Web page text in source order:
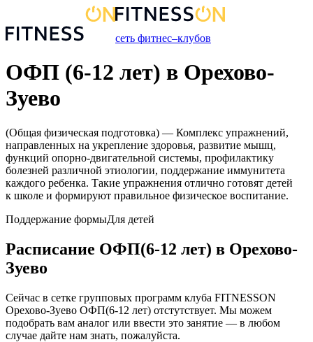
сеть фитнес–клубов
ОФП (6-12 лет) в Орехово-
Зуево
(Общая физическая подготовка) — Комплекс упражнений,
направленных на укрепление здоровья, развитие мышц,
функций опорно-двигательной системы, профилактику
болезней различной этиологии, поддержание иммунитета
каждого ребенка. Такие упражнения отлично готовят детей
к школе и формируют правильное физическое воспитание.
Поддержание формыДля детей
Расписание ОФП(6-12 лет) в Орехово-
Зуево
Сейчас в сетке групповых программ клуба FITNESSON
Орехово-Зуево ОФП(6-12 лет) отстутствует. Мы можем
подобрать вам аналог или ввести это занятие — в любом
случае дайте нам знать, пожалуйста.